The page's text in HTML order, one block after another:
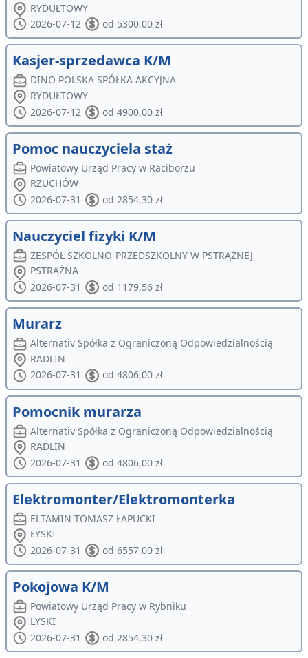
RYDUŁTOWY
2026-07-12
od 5300,00 zł
Kasjer-sprzedawca K/M
DINO POLSKA SPÓŁKA AKCYJNA
RYDUŁTOWY
2026-07-12
od 4900,00 zł
Pomoc nauczyciela staż
Powiatowy Urząd Pracy w Raciborzu
RZUCHÓW
2026-07-31
od 2854,30 zł
Nauczyciel fizyki K/M
ZESPÓŁ SZKOLNO-PRZEDSZKOLNY W PSTRĄŻNEJ
PSTRĄŻNA
2026-07-31
od 1179,56 zł
Murarz
Alternativ Spółka z Ograniczoną Odpowiedzialnością
RADLIN
2026-07-31
od 4806,00 zł
Pomocnik murarza
Alternativ Spółka z Ograniczoną Odpowiedzialnością
RADLIN
2026-07-31
od 4806,00 zł
Elektromonter/Elektromonterka
ELTAMIN TOMASZ ŁAPUCKI
ŁYSKI
2026-07-31
od 6557,00 zł
Pokojowa K/M
Powiatowy Urząd Pracy w Rybniku
LYSKI
2026-07-31
od 2854,30 zł